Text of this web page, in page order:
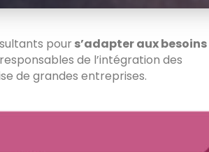
pours’adapter aux besoins
de l’intégration des
de grandes entreprises.